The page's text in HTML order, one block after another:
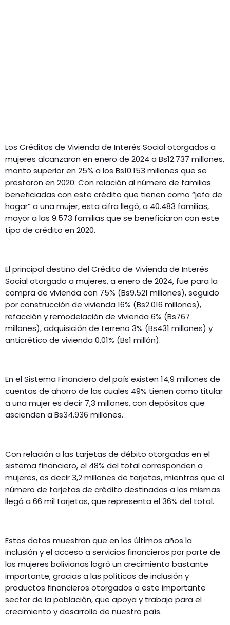
Los Créditos de Vivienda de Interés Social otorgados a
mujeres alcanzaron en enero de 2024 a Bs12.737 millones,
monto superior en 25% a los Bs10.153 millones que se
prestaron en 2020. Con relación al número de familias
beneficiadas con este crédito que tienen como “jefa de
hogar” a una mujer, esta cifra llegó, a 40.483 familias,
mayor a las 9.573 familias que se beneficiaron con este
tipo de crédito en 2020.
El principal destino del Crédito de Vivienda de Interés
Social otorgado a mujeres, a enero de 2024, fue para la
compra de vivienda con 75% (Bs9.521 millones), seguido
por construcción de vivienda 16% (Bs2.016 millones),
refacción y remodelación de vivienda 6% (Bs767
millones), adquisición de terreno 3% (Bs431 millones) y
anticrético de vivienda 0,01% (Bs1 millón).
En el Sistema Financiero del país existen 14,9 millones de
cuentas de ahorro de las cuales 49% tienen como titular
a una mujer es decir 7,3 millones, con depósitos que
ascienden a Bs34.936 millones.
Con relación a las tarjetas de débito otorgadas en el
sistema financiero, el 48% del total corresponden a
mujeres, es decir 3,2 millones de tarjetas, mientras que el
número de tarjetas de crédito destinadas a las mismas
llegó a 66 mil tarjetas, que representa el 36% del total.
Estos datos muestran que en los últimos años la
inclusión y el acceso a servicios financieros por parte de
las mujeres bolivianas logró un crecimiento bastante
importante, gracias a las políticas de inclusión y
productos financieros otorgados a este importante
sector de la población, que apoya y trabaja para el
crecimiento y desarrollo de nuestro país.